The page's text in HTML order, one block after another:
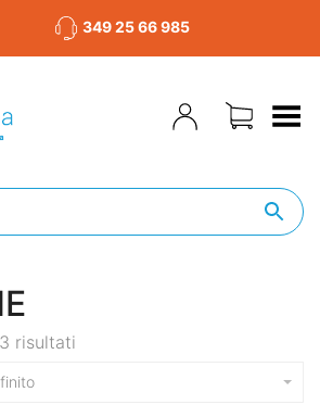
349 25 66 985
Toggle Menu
risultati